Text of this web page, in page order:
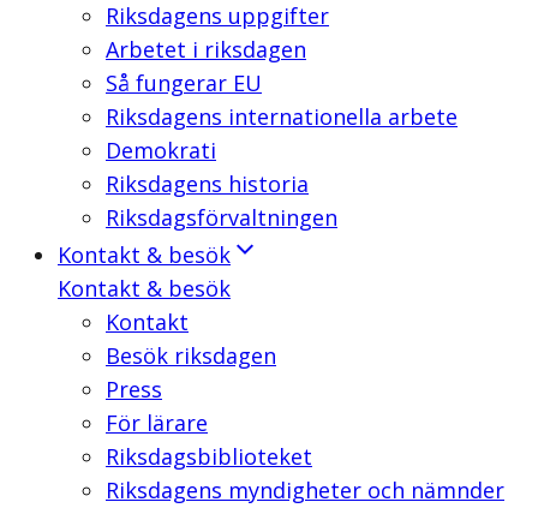
Riksdagens uppgifter
Arbetet i riksdagen
Så fungerar EU
Riksdagens internationella arbete
Demokrati
Riksdagens historia
Riksdagsförvaltningen
Kontakt & besök
Kontakt & besök
Kontakt
Besök riksdagen
Press
För lärare
Riksdagsbiblioteket
Riksdagens myndigheter och nämnder